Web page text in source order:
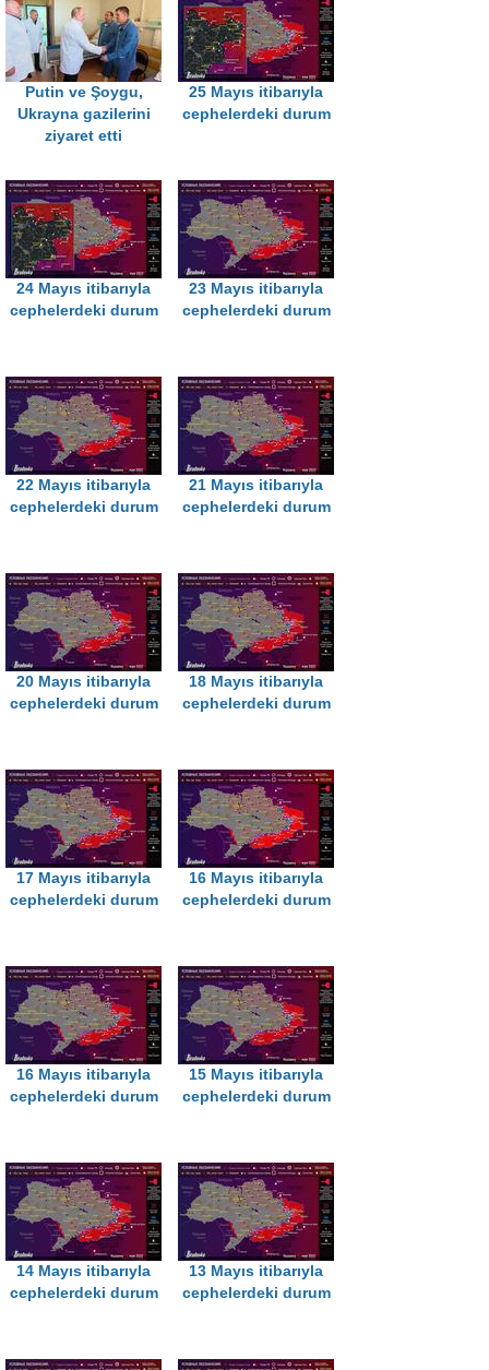
Putin ve Şoygu,
Ukrayna gazilerini
ziyaret etti
25 Mayıs itibarıyla
cephelerdeki durum
24 Mayıs itibarıyla
cephelerdeki durum
23 Mayıs itibarıyla
cephelerdeki durum
22 Mayıs itibarıyla
cephelerdeki durum
21 Mayıs itibarıyla
cephelerdeki durum
20 Mayıs itibarıyla
cephelerdeki durum
18 Mayıs itibarıyla
cephelerdeki durum
17 Mayıs itibarıyla
cephelerdeki durum
16 Mayıs itibarıyla
cephelerdeki durum
16 Mayıs itibarıyla
cephelerdeki durum
15 Mayıs itibarıyla
cephelerdeki durum
14 Mayıs itibarıyla
cephelerdeki durum
13 Mayıs itibarıyla
cephelerdeki durum